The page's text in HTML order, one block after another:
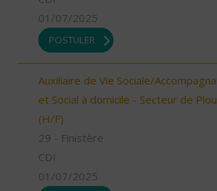
01/07/2025
POSTULER
Auxiliaire de Vie Sociale/
et Social à domicile - Secteur de
(H/F)
29 - Finistère
CDI
01/07/2025